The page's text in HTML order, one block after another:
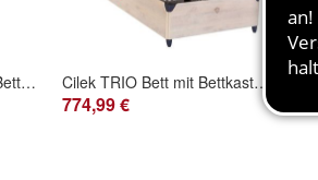
Gästebett / Zusatzbett / Bettkasten TRIO Cilek TRIO Bett mit Bettkasten, 100x200 cm
774,99 €